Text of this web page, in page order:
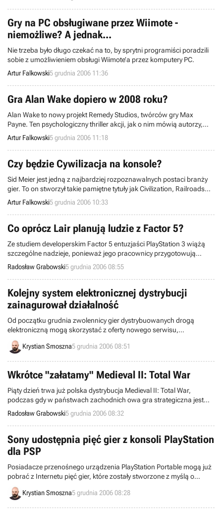
nazwaną Brain Buster Puzzle Pack i tworzoną przez firmę Agetec.
Komercyjna premiera gotowego produktu nastąpi już w lutym 2007
roku.
Gry na PC obsługiwane przez Wiimote -
niemożliwe? A jednak...
Nie trzeba było długo czekać na to, by sprytni programiści poradzili
sobie z umożliwieniem obsługi Wiimote’a przez komputery PC.
Artur Falkowski5 grudnia 2006 11:36
Gra Alan Wake dopiero w 2008 roku?
Alan Wake to nowy projekt Remedy Studios, twórców gry Max
Payne. Ten psychologiczny thriller akcji, jak o nim mówią autorzy,
wzbudza spore zainteresowanie graczy. Niestety,
najprawdopodobniej na premierę przyjdzie nam nieco poczekać.
Artur Falkowski5 grudnia 2006 11:18
Czy będzie Cywilizacja na konsole?
Sid Meier jest jedną z najbardziej rozpoznawalnych postaci branży
gier. To on stworzył takie pamiętne tytuły jak Civilization, Railroads
czy Pirates. Twórca kojarzony był dotąd raczej z komputerową
rozrywką. Ostatnio jednak wspomniał, że jego firma, Firaxis Games,
myśli o rozszerzeniu działalności na konsole.
Artur Falkowski5 grudnia 2006 10:33
Co oprócz Lair planują ludzie z Factor 5?
Ze studiem developerskim Factor 5 entuzjaści PlayStation 3 wiążą
szczególne nadzieje, ponieważ jego pracownicy przygotowują
znakomicie zapowiadającą się grę pt. Lair. Jednak nie tylko latające
smoki mają w zanadrzu autorzy pamiętnej serii Star Wars: Rogue
Squadron, o czym świadczy ostatnia wypowiedź Juliana
Eggbrechta – prezesa F5.
Radosław Grabowski5 grudnia 2006 08:55
Kolejny system elektronicznej dystrybucji
zainagurował działalność
Od początku grudnia zwolennicy gier dystrybuowanych drogą
elektroniczną mogą skorzystać z oferty nowego serwisu,
świadczącego takie usługi. Stworzona przez amerykańską firmę
Solar Studios Inc. witryna, oferuje mnóstwo tytułów, zarówno tych
Krystian Smoszna5 grudnia 2006 08:51
Wkrótce "załatamy" Medieval II: Total War
Piąty dzień trwa już polska dystrybucja Medieval II: Total War,
podczas gdy w państwach zachodnich owa gra strategiczna jest
dostępna od prawie miesiąca. Produkt sprzedaje się dobrze nie tylko
w naszym kraju, ale developerzy zdają sobie sprawę, iż ich dzieło
wymaga pewnych poprawek. Właśnie dlatego szykują pierwszy
patch, mający ujrzeć światło dzienne w ciągu najbliższych dni.
Radosław Grabowski5 grudnia 2006 08:32
Sony udostępnia pięć gier z konsoli PlayStation
dla PSP
Posiadacze przenośnego urządzenia PlayStation Portable mogą już
pobrać z Internetu pięć gier, które zostały stworzone z myślą o
pierwszej generacji konsol firmy Sony.
Krystian Smoszna5 grudnia 2006 08:28